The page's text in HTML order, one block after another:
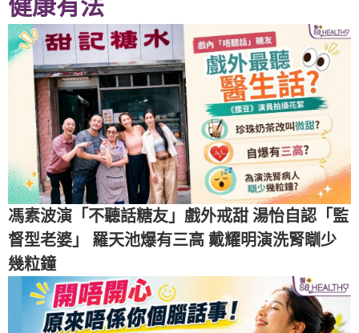
馮素波演「不聽話糖友」戲外戒甜 湯怡自認「監
督型老婆」 羅天池爆有三高 戴耀明演洗腎瞓少
幾粒鐘